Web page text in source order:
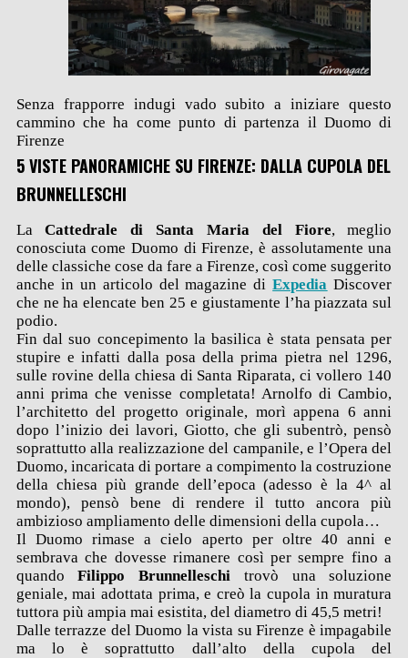
Senza frapporre indugi vado subito a iniziare questo
cammino che ha come punto di partenza il Duomo di
Firenze
5 VISTE PANORAMICHE SU FIRENZE: DALLA CUPOLA DEL
BRUNNELLESCHI
LaCattedrale di Santa Maria del Fiore, meglio
conosciuta come Duomo di Firenze, è assolutamente una
delle classiche cose da fare a Firenze, così come suggerito
anche in un articolo del magazine diExpedia Discover
che ne ha elencate ben 25 e giustamente l’ha piazzata sul
podio.
Fin dal suo concepimento la basilica è stata pensata per
stupire e infatti dalla posa della prima pietra nel 1296,
sulle rovine della chiesa di Santa Riparata, ci vollero 140
anni prima che venisse completata! Arnolfo di Cambio,
l’architetto del progetto originale, morì appena 6 anni
dopo l’inizio dei lavori, Giotto, che gli subentrò, pensò
soprattutto alla realizzazione del campanile, e l’Opera del
Duomo, incaricata di portare a compimento la costruzione
della chiesa più grande dell’epoca (adesso è la 4^ al
mondo), pensò bene di rendere il tutto ancora più
ambizioso ampliamento delle dimensioni della cupola…
Il Duomo rimase a cielo aperto per oltre 40 anni e
sembrava che dovesse rimanere così per sempre fino a
quandoFilippo Brunnelleschi trovò una soluzione
geniale, mai adottata prima, e creò la cupola in muratura
tuttora più ampia mai esistita, del diametro di 45,5 metri!
Dalle terrazze del Duomo la vista su Firenze è impagabile
ma lo è soprattutto dall’alto della cupola del